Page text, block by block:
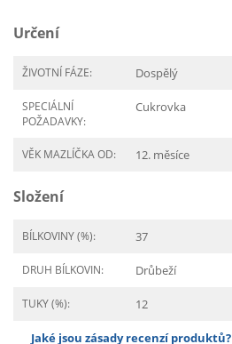
Určení
ŽIVOTNÍ FÁZE: Dospělý
SPECIÁLNÍ
POŽADAVKY:
Cukrovka
VĚK MAZLÍČKA OD: 12. měsíce
Složení
BÍLKOVINY (%): 37
DRUH BÍLKOVIN: Drůbeží
TUKY (%): 12
Jaké jsou zásady recenzí produktů?